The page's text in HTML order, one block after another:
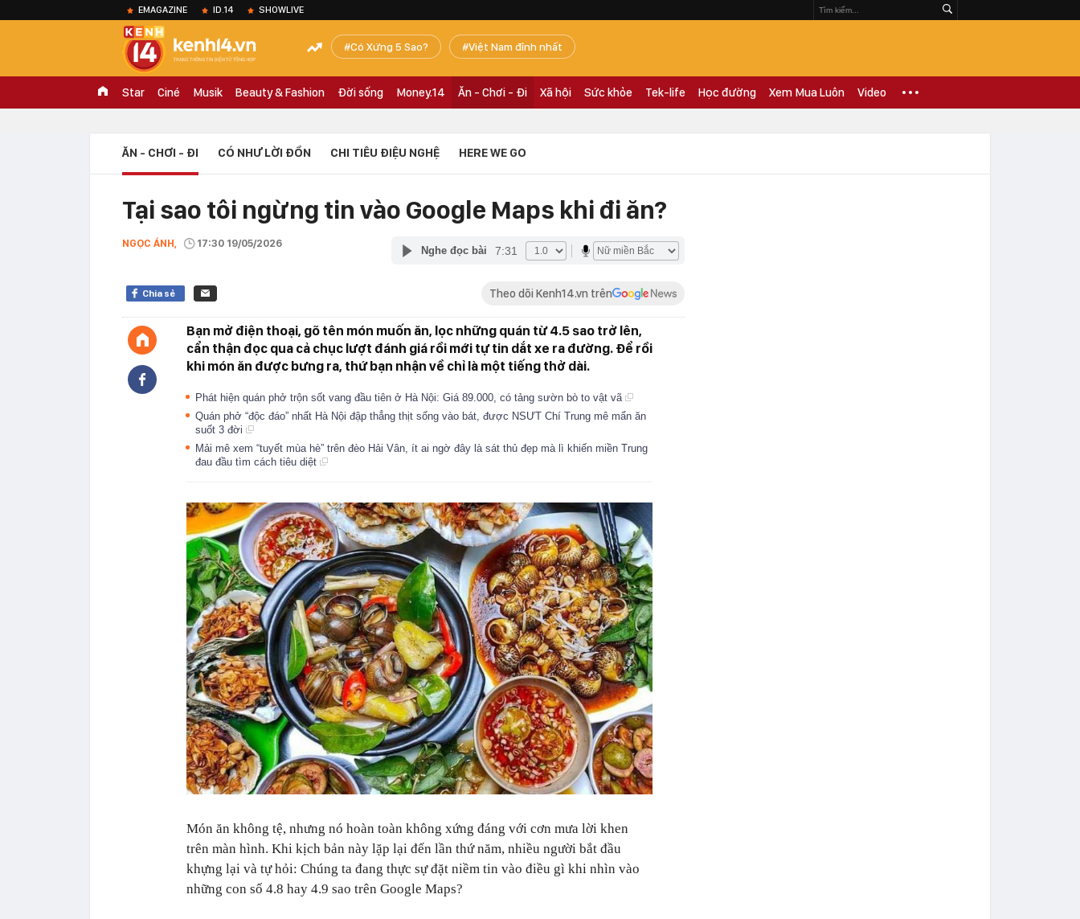
EMAGAZINE ID.14 SHOWLIVE
Có Xứng 5 Sao? Việt Nam đỉnh nhất
Star Ciné Musik Beauty & Fashion Đời sống Money.14 Ăn - Chơi - Đi Xã hội Sức khỏe Tek-life Học đường Xem Mua Luôn Video
ĂN - CHƠI - ĐI CÓ NHƯ LỜI ĐỒN CHI TIÊU ĐIỆU NGHỆ HERE WE GO
Tại sao tôi ngừng tin vào Google Maps khi đi ăn?
NGỌC ÁNH, 17:30 19/05/2026
Nghe đọc bài 7:31
Chia sẻ Theo dõi Kenh14.vn trên
Bạn mở điện thoại, gõ tên món muốn ăn, lọc những quán từ 4.5 sao trở lên,
cẩn thận đọc qua cả chục lượt đánh giá rồi mới tự tin dắt xe ra đường. Để rồi
khi món ăn được bưng ra, thứ bạn nhận về chỉ là một tiếng thở dài.
Phát hiện quán phở trộn sốt vang đầu tiên ở Hà Nội: Giá 89.000, có tảng sườn bò to vật vã
Quán phở “độc đáo” nhất Hà Nội đập thẳng thịt sống vào bát, được NSƯT Chí Trung mê mẩn ăn
suốt 3 đời
Mải mê xem “tuyết mùa hè” trên đèo Hải Vân, ít ai ngờ đây là sát thủ đẹp mà lì khiến miền Trung
đau đầu tìm cách tiêu diệt
Món ăn không tệ, nhưng nó hoàn toàn không xứng đáng với cơn mưa lời khen
trên màn hình. Khi kịch bản này lặp lại đến lần thứ năm, nhiều người bắt đầu
khựng lại và tự hỏi: Chúng ta đang thực sự đặt niềm tin vào điều gì khi nhìn vào
những con số 4.8 hay 4.9 sao trên Google Maps?